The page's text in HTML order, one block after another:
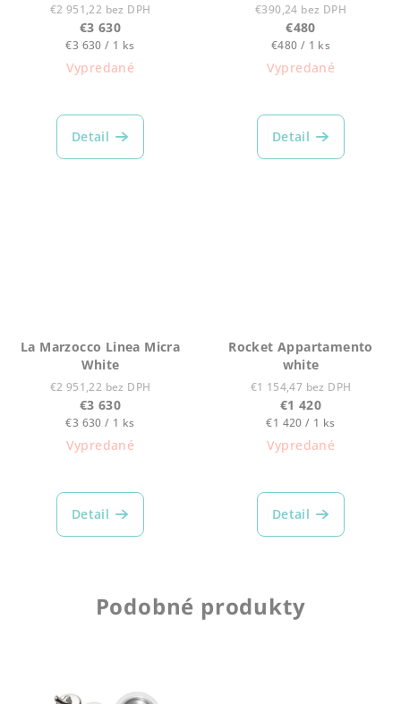
€2 951,22 bez DPH
€3 630
Jednotková
cena:
€3 630 / 1 ks
Vypredané
Detail
€390,24 bez DPH
€480
Jednotková
cena:
€480 / 1 ks
Vypredané
Detail
La Marzocco Linea Micra
White
€2 951,22 bez DPH
€3 630
Jednotková
cena:
€3 630 / 1 ks
Vypredané
Detail
Rocket Appartamento
white
€1 154,47 bez DPH
€1 420
Jednotková
cena:
€1 420 / 1 ks
Vypredané
Detail
Podobné produkty